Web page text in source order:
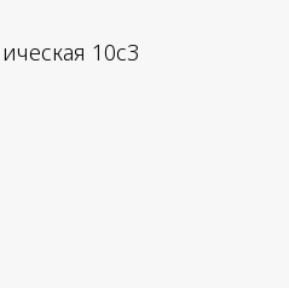
10с3